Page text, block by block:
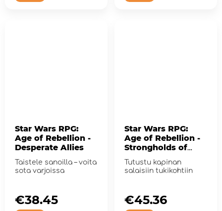
Star Wars RPG:
Age of Rebellion -
Desperate Allies
Taistele sanoilla – voita
sota varjoissa
€38.45
Star Wars RPG:
Age of Rebellion -
Strongholds of
Resistance
Tutustu kapinan
salaisiin tukikohtiin
€45.36